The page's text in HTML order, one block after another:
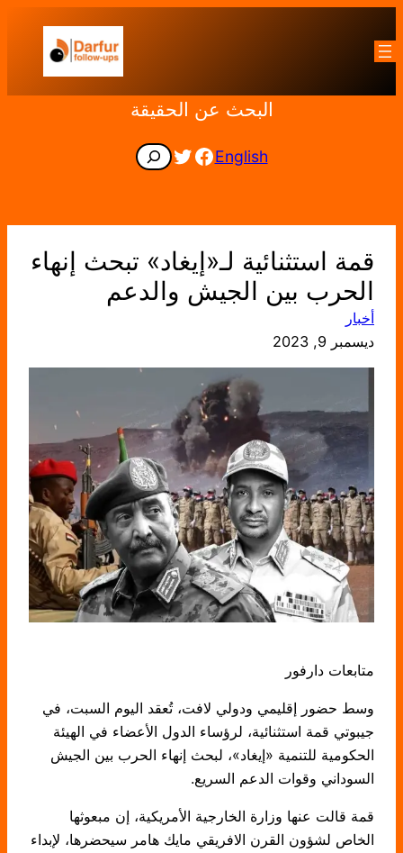
إلى
المحتوى
البحث عن الحقيقة
English
Facebook
Twitter
Search
قمة استثنائية لـ«إيغاد» تبحث إنهاء
الحرب بين الجيش والدعم
أخبار
ديسمبر 9, 2023
متابعات دارفور
وسط حضور إقليمي ودولي لافت، تُعقد اليوم السبت، في
جيبوتي قمة استثنائية، لرؤساء الدول الأعضاء في الهيئة
الحكومية للتنمية «إيغاد»، لبحث إنهاء الحرب بين الجيش
السوداني وقوات الدعم السريع.
قمة قالت عنها وزارة الخارجية الأمريكية، إن مبعوثها
الخاص لشؤون القرن الافريقي مايك هامر سيحضرها، لإبداء